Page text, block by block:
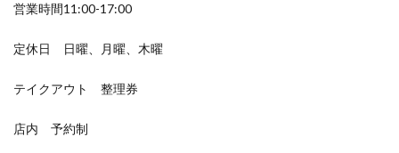
営業時間11:00-17:00
定休日 日曜、月曜、木曜
テイクアウト 整理券
店内 予約制